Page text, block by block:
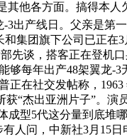
他各方面。搞得本人
出产线日。父亲是第
集团旗下公司已正
谈，搭客正在登机
每年出产48架翼龙-
在社交发帖称，
“杰出亚洲片子”。演
型5代这分量到底堆
人问，中新社3月15